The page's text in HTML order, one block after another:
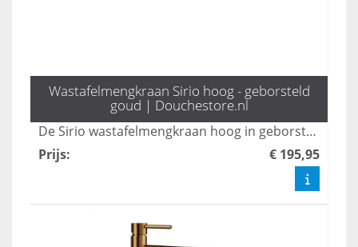
Wastafelmengkraan Sirio hoog - geborsteld
goud | Douchestore.nl
De Sirio wastafelmengkraan hoog in geborsteld goud biedt een stijlvolle en moderne uitstraling voor elke badkamer. Met zijn hoogwaardige afwerking en praktische ontwerp zorgt deze kraan voor een perfecte combinatie van functionaliteit en luxe. Upgrade je sanitaire voorzieningen met deze elegantie en maak een statement in je interieur.
Prijs: € 195,95